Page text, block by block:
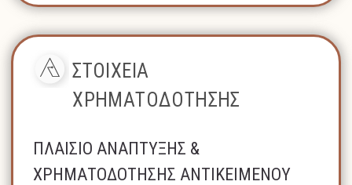
ΣΤΟΙΧΕΙΑ
ΧΡΗΜΑΤΟΔΟΤΗΣΗΣ
ΠΛΑΙΣΙΟ ΑΝΑΠΤΥΞΗΣ &
ΧΡΗΜΑΤΟΔΟΤΗΣΗΣ ΑΝΤΙΚΕΙΜΕΝΟΥ